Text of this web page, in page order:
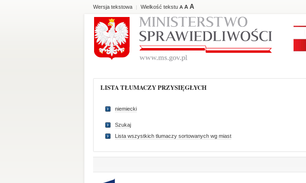
Wersja tekstowa | Wielkość tekstu A A A
LISTA TŁUMACZY PRZYSIĘGŁYCH
niemiecki
Szukaj
Lista wszystkich tlumaczy sortowanych wg miast